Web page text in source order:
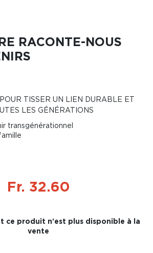
RACONTE-NOUS
TISSER UN LIEN DURABLE ET
LES GÉNÉRATIONS
transgénérationnel
Fr. 32.60
ce produit n'est plus disponible à la
vente